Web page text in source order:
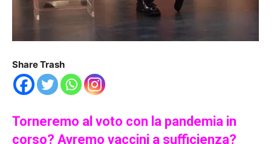
Share Trash
Torneremo al voto con la pandemia in
corso? Avremo vaccini a sufficienza?